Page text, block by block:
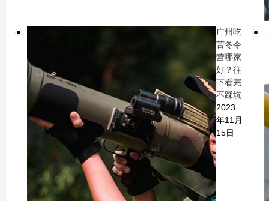
广州吃
苦冬令
营哪家
好？往
下看完
不踩坑
2023
年11月
15日